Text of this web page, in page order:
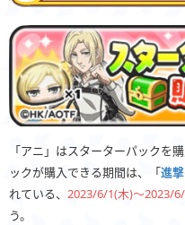
「アニ」はスターターパックを
ックが購入できる期間は、「進
れている、 2023/6/1(木)〜2023/
う。